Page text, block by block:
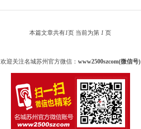
本篇文章共有1页 当前为第 1 页
欢迎关注名城苏州官方微信： www2500szcom(微信号)